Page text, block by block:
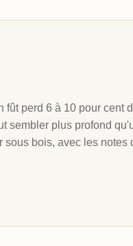
fût perd 6 à 10 pour cent
sembler plus profond
sous bois, avec les notes